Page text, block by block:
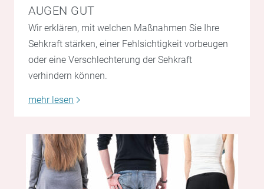
AUGEN GUT
Wir erklären, mit welchen Maßnahmen Sie Ihre
Sehkraft stärken, einer Fehlsichtigkeit vorbeugen
oder eine Verschlechterung der Sehkraft
verhindern können.
mehr lesen